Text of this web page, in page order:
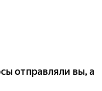
отправляли вы, а